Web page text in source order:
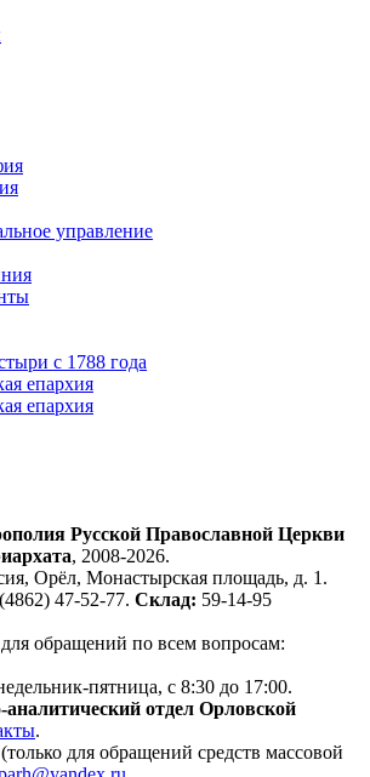
управление
с 1788 года
епархия
епархия
Русской Православной Церкви
, 2008-2026.
Орёл, Монастырская площадь, д. 1.
47-52-77. Склад: 59-14-95
обращений по всем вопросам:
пятница, с 8:30 до 17:00.
отдел Орловской
.
для обращений средств массовой